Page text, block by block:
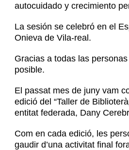
autocuidado y crecimiento
La sesión se celebró en el
Onieva de Vila-real.
Gracias a todas las
posible.
El passat mes de juny vam
edició del “Taller de
entitat federada, Dany
Com en cada edició, les
gaudir d’una activitat final